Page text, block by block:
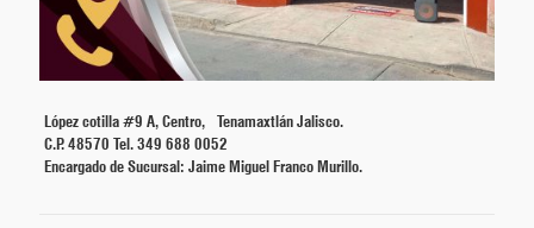
López cotilla #9 A, Centro, Tenamaxtlán Jalisco.
C.P. 48570 Tel. 349 688 0052
Encargado de Sucursal: Jaime Miguel Franco Murillo.